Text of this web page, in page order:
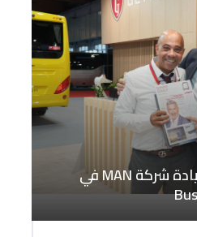
جيوشي تستضيف قيادة شركة MAN في